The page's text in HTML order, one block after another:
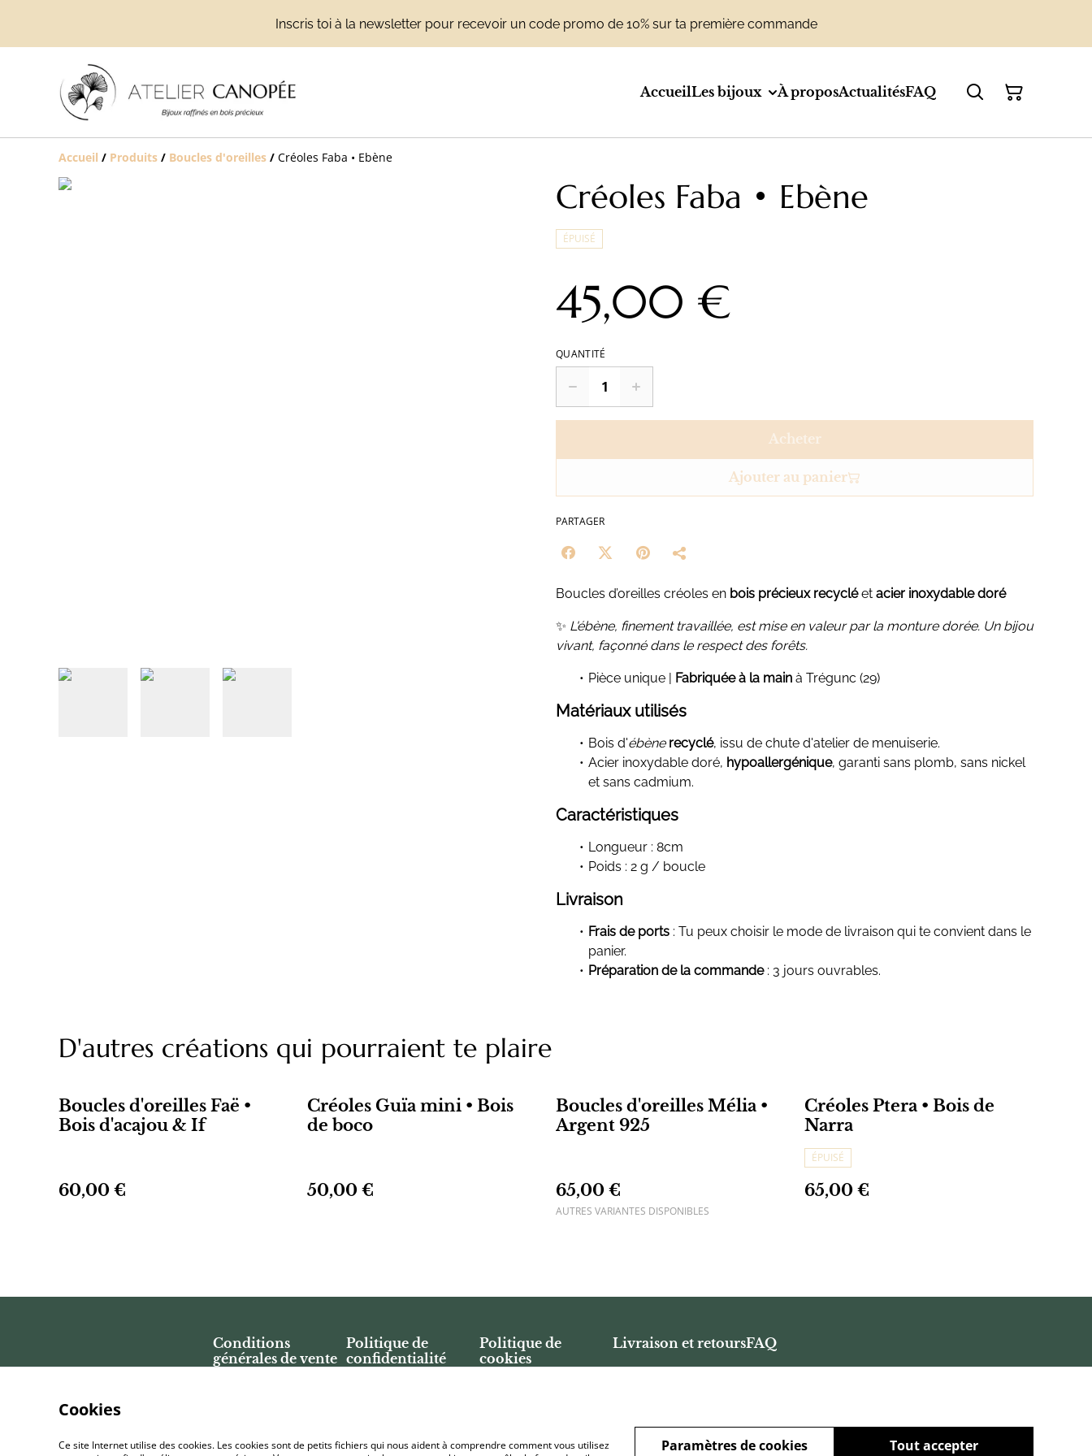
Inscris toi à la newsletter pour recevoir un code promo de 10% sur ta première commande
AccueilLes bijoux À proposActualitésFAQ
Accueil / Produits / Boucles d'oreilles / Créoles Faba • Ebène
Créoles Faba • Ebène
ÉPUISÉ
45,00 €
QUANTITÉ
Acheter
Ajouter au panier
PARTAGER
Boucles d’oreilles créoles en bois précieux recycléet acier inoxydable doré
✨ L'ébène, finement travaillée, est mise en valeur par la monture dorée. Un bijou
vivant, façonné dans le respect des forêts.
Pièce unique | Fabriquée à la main à Trégunc (29)
Matériaux utilisés
Bois d'ébène recyclé, issu de chute d'atelier de menuiserie.
Acier inoxydable doré, hypoallergénique, garanti sans plomb, sans nickel
et sans cadmium.
Caractéristiques
Longueur : 8cm
Poids : 2 g / boucle
Livraison
Frais de ports : Tu peux choisir le mode de livraison qui te convient dans le
panier.
Préparation de la commande: 3 jours ouvrables.
D'autres créations qui pourraient te plaire
Boucles d'oreilles Faë •
Bois d'acajou & If
60,00 €
Créoles Guïa mini • Bois
de boco
50,00 €
Boucles d'oreilles Mélia •
Argent 925
65,00 €
AUTRES VARIANTES DISPONIBLES
Créoles Ptera • Bois de
Narra
ÉPUISÉ
65,00 €
Conditions
générales de vente
Politique de
confidentialité
Politique de
cookies
Livraison et retoursFAQ
Cookies
Ce site Internet utilise des cookies. Les cookies sont de petits fichiers qui nous aident à comprendre comment vous utilisez
Tout accepter
Paramètres de cookies